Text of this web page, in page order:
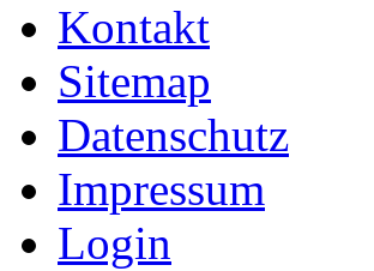
Kontakt
Sitemap
Datenschutz
Impressum
Login